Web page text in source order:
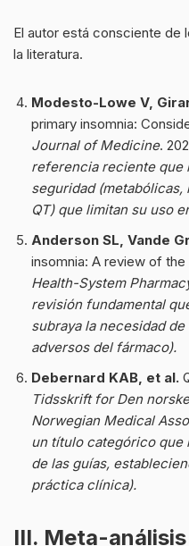
El autor está consciente de
la literatura.
Modesto-Lowe V,
primary insomnia:
Journal of Medicine.
referencia reciente que
seguridad
QT) que limitan su uso
Anderson SL, Vande
insomnia: A review of the
Health-System
revisión fundamental
subraya la necesidad
adversos del fármaco).
Debernard KAB, et al.
Tidsskrift for Den
Norwegian Medical
un título categórico que
de las guías,
práctica clínica).
III. Meta-